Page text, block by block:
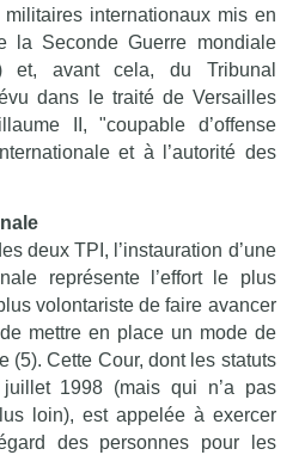
internationaux mis en
la Seconde Guerre mondiale
et, avant cela, du Tribunal
dans le traité de Versailles
II, "coupable d’offense
et à l’autorité des
deux TPI, l’instauration d’une
représente l’effort le plus
volontariste de faire avancer
mettre en place un mode de
(5). Cette Cour, dont les statuts
1998 (mais qui n’a pas
loin), est appelée à exercer
des personnes pour les